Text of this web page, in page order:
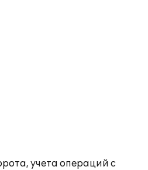
учета операций с